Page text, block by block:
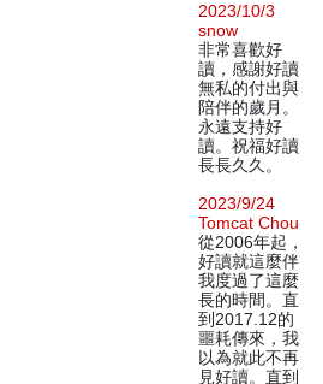
2023/10/3
snow
非常喜歡好
讀，感謝好讀
無私的付出與
陪伴的歲月。
永遠支持好
讀。祝福好讀
長長久久。
2023/9/24
Tomcat Chou
從2006年起，
好讀就這麼伴
我度過了這麼
長的時間。直
到2017.12的
噩耗傳來，我
以為就此不再
見好讀。直到